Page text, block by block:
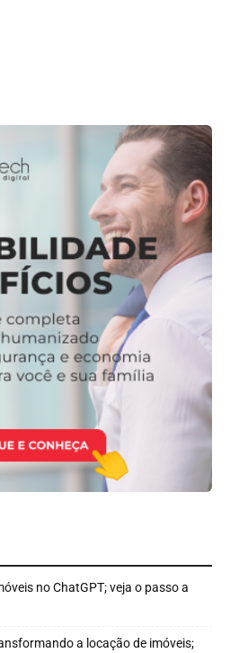
no ChatGPT; veja o passo a
a locação de imóveis;